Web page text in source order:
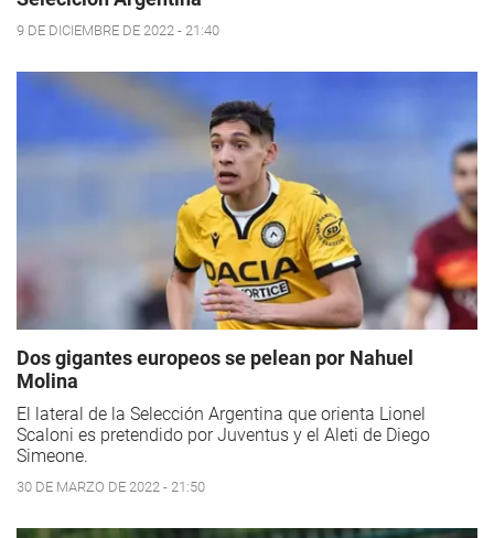
9 DE DICIEMBRE DE 2022 - 21:40
Dos gigantes europeos se pelean por Nahuel
Molina
El lateral de la Selección Argentina que orienta Lionel
Scaloni es pretendido por Juventus y el Aleti de Diego
Simeone.
30 DE MARZO DE 2022 - 21:50